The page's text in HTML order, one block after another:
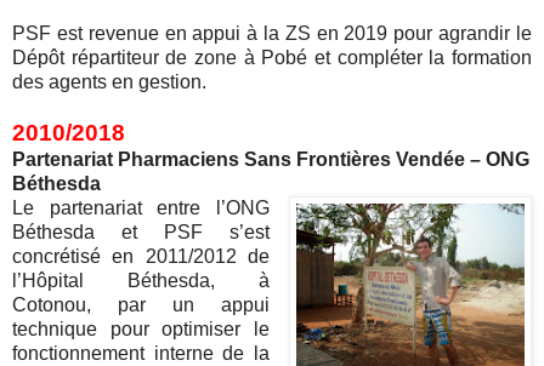
PSF est revenue en appui à la ZS en 2019 pour agrandir le
Dépôt répartiteur de zone à Pobé et compléter la formation
des agents en gestion.
2010/2018
Partenariat Pharmaciens Sans Frontières Vendée – ONG
Béthesda
Le partenariat entre l’ONG
Béthesda et PSF s’est
concrétisé en 2011/2012 de
l’Hôpital Béthesda, à
Cotonou, par un appui
technique pour optimiser le
fonctionnement interne de la